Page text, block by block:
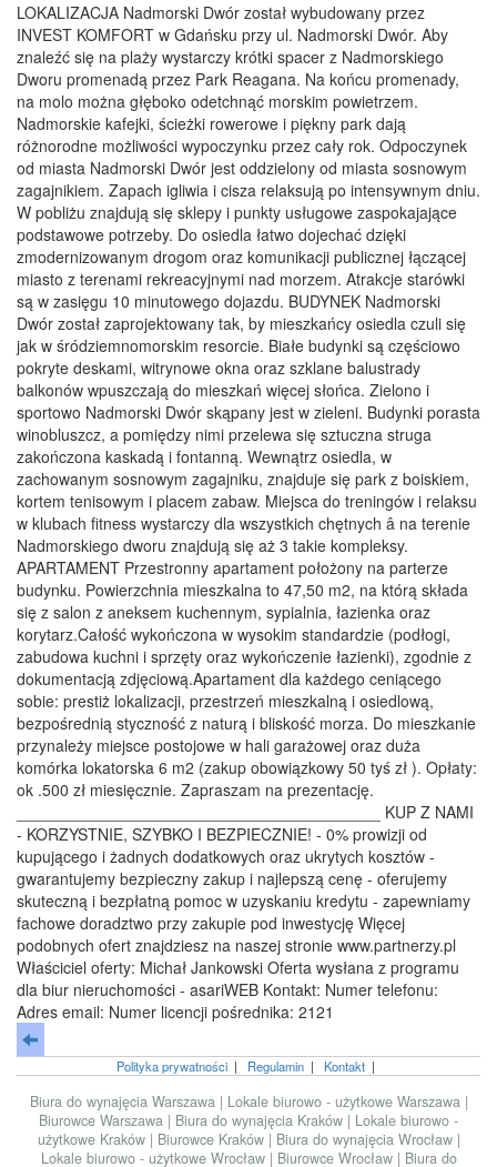
LOKALIZACJA Nadmorski Dwór został wybudowany przez
INVEST KOMFORT w Gdańsku przy ul. Nadmorski Dwór. Aby
znaleźć się na plaży wystarczy krótki spacer z Nadmorskiego
Dworu promenadą przez Park Reagana. Na końcu promenady,
na molo można głęboko odetchnąć morskim powietrzem.
Nadmorskie kafejki, ścieżki rowerowe i piękny park dają
różnorodne możliwości wypoczynku przez cały rok. Odpoczynek
od miasta Nadmorski Dwór jest oddzielony od miasta sosnowym
zagajnikiem. Zapach igliwia i cisza relaksują po intensywnym dniu.
W pobliżu znajdują się sklepy i punkty usługowe zaspokajające
podstawowe potrzeby. Do osiedla łatwo dojechać dzięki
zmodernizowanym drogom oraz komunikacji publicznej łączącej
miasto z terenami rekreacyjnymi nad morzem. Atrakcje starówki
są w zasięgu 10 minutowego dojazdu. BUDYNEK Nadmorski
Dwór został zaprojektowany tak, by mieszkańcy osiedla czuli się
jak w śródziemnomorskim resorcie. Białe budynki są częściowo
pokryte deskami, witrynowe okna oraz szklane balustrady
balkonów wpuszczają do mieszkań więcej słońca. Zielono i
sportowo Nadmorski Dwór skąpany jest w zieleni. Budynki porasta
winobluszcz, a pomiędzy nimi przelewa się sztuczna struga
zakończona kaskadą i fontanną. Wewnątrz osiedla, w
zachowanym sosnowym zagajniku, znajduje się park z boiskiem,
kortem tenisowym i placem zabaw. Miejsca do treningów i relaksu
w klubach fitness wystarczy dla wszystkich chętnych â na terenie
Nadmorskiego dworu znajdują się aż 3 takie kompleksy.
APARTAMENT Przestronny apartament położony na parterze
budynku. Powierzchnia mieszkalna to 47,50 m2, na którą składa
się z salon z aneksem kuchennym, sypialnia, łazienka oraz
korytarz.Całość wykończona w wysokim standardzie (podłogi,
zabudowa kuchni i sprzęty oraz wykończenie łazienki), zgodnie z
dokumentacją zdjęciową.Apartament dla każdego ceniącego
sobie: prestiż lokalizacji, przestrzeń mieszkalną i osiedlową,
bezpośrednią styczność z naturą i bliskość morza. Do mieszkanie
przynależy miejsce postojowe w hali garażowej oraz duża
komórka lokatorska 6 m2 (zakup obowiązkowy 50 tyś zł ). Opłaty:
ok .500 zł miesięcznie. Zapraszam na prezentację.
_________________________________________ KUP Z NAMI
- KORZYSTNIE, SZYBKO I BEZPIECZNIE! - 0% prowizji od
kupującego i żadnych dodatkowych oraz ukrytych kosztów -
gwarantujemy bezpieczny zakup i najlepszą cenę - oferujemy
skuteczną i bezpłatną pomoc w uzyskaniu kredytu - zapewniamy
fachowe doradztwo przy zakupie pod inwestycję Więcej
podobnych ofert znajdziesz na naszej stronie www.partnerzy.pl
Właściciel oferty: Michał Jankowski Oferta wysłana z programu
dla biur nieruchomości - asariWEB Kontakt: Numer telefonu:
Adres email: Numer licencji pośrednika: 2121
Polityka prywatności| Regulamin| Kontakt|
Biura do wynajęcia Warszawa | Lokale biurowo - użytkowe Warszawa |
Biurowce Warszawa | Biura do wynajęcia Kraków | Lokale biurowo -
użytkowe Kraków | Biurowce Kraków | Biura do wynajęcia Wrocław |
Lokale biurowo - użytkowe Wrocław | Biurowce Wrocław | Biura do